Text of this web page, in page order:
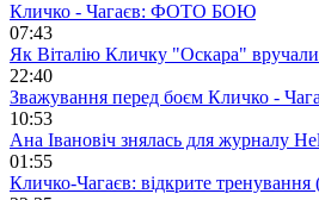
Кличко - Чагаєв: ФОТО БОЮ
07:43
Як Віталію Кличку "Оскара"
22:40
Зважування перед боєм Кличко -
10:53
Ана Івановіч знялась для журналу
01:55
Кличко-Чагаєв: відкрите